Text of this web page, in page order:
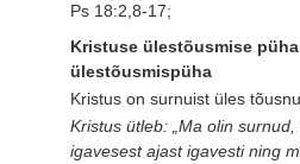
Ps 18:2,8-17;
Kristuse ülestõusmise
ülestõusmispüha
Kristus on surnuist üles
Kristus ütleb: „Ma olin
igavesest ajast igavesti ning